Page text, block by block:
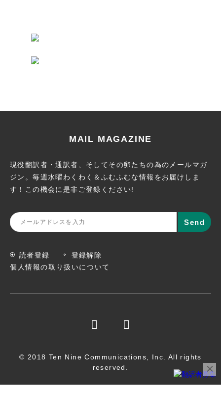
MAIL MAGAZINE
現役翻訳者・通訳者、そしてその卵たちの為のメールマガ
ジン。毎週水曜わくわく＆ふむふむな情報をお届けしま
す！この機会に 是非ご登録ください!
読者登録
登録解除
個人情報の取り扱いについて
© 2018 Ten Nine Communications, Inc. All rights
reserved.